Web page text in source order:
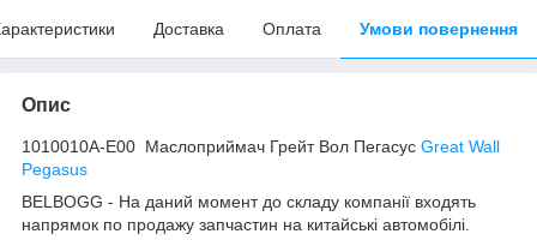
Доставка Оплата Умови повернення
Опис
1010010A-E00 Маслоприймач Грейт Вол Пегасус Great Wall
Pegasus
BELBOGG - На даний момент до складу компанії входять
напрямок по продажу запчастин на китайські автомобілі.